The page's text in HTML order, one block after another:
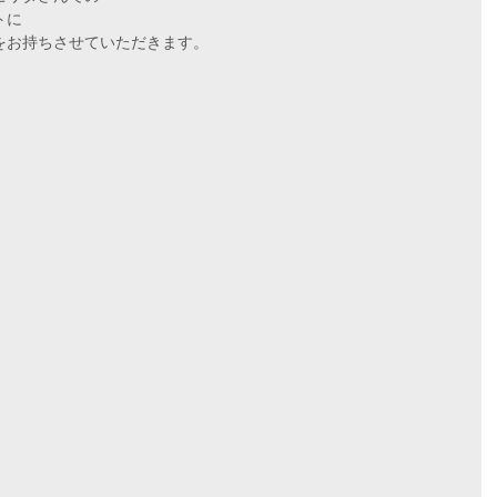
に
持ちさせていただきます。